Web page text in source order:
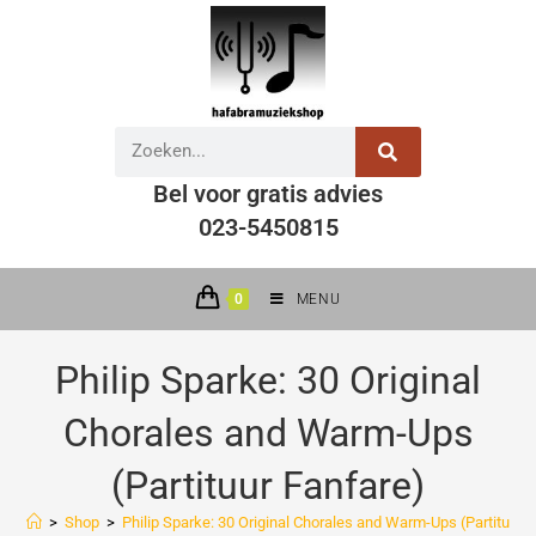
Bel voor gratis advies
023-5450815
0 MENU
Philip Sparke: 30 Original
Chorales and Warm-Ups
(Partituur Fanfare)
> Shop > Philip Sparke: 30 Original Chorales and Warm-Ups (Partituur